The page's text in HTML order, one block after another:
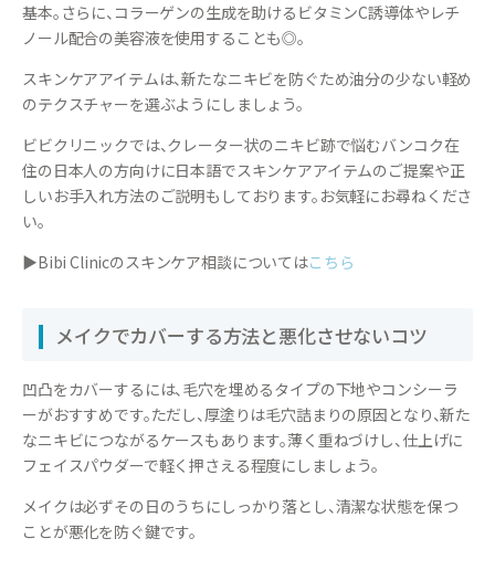
基本。さらに、コラーゲンの生成を助けるビタミンC誘導体やレチ
ノール配合の美容液を使用することも◎。
スキンケアアイテムは、新たなニキビを防ぐため油分の少ない軽め
のテクスチャーを選ぶようにしましょう。
ビビクリニックでは、クレーター状のニキビ跡で悩むバンコク在
住の日本人の方向けに日本語でスキンケアアイテムのご提案や正
しいお手入れ方法のご説明もしております。お気軽にお尋ねくださ
い。
▶Bibi Clinicのスキンケア相談についてはこちら
メイクでカバーする方法と悪化させないコツ
凹凸をカバーするには、毛穴を埋めるタイプの下地やコンシーラ
ーがおすすめです。ただし、厚塗りは毛穴詰まりの原因となり、新た
なニキビにつながるケースもあります。薄く重ねづけし、仕上げに
フェイスパウダーで軽く押さえる程度にしましょう。
メイクは必ずその日のうちにしっかり落とし、清潔な状態を保つ
ことが悪化を防ぐ鍵です。